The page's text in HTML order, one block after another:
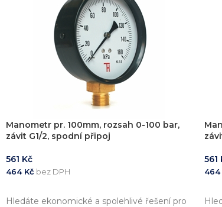
Manometr pr. 100mm, rozsah 0-100 bar,
závit G1/2, spodní připoj
561 Kč
464 Kč bez DPH
Hledáte ekonomické a spolehlivé řešení pro
561
464